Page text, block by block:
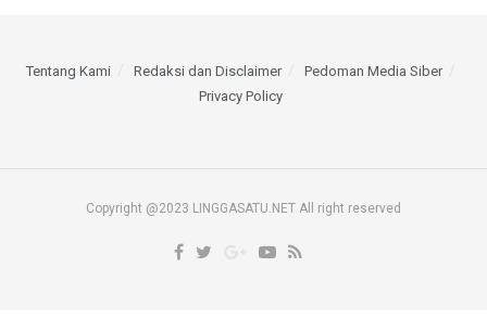
Tentang Kami Redaksi dan Disclaimer
Pedoman Media Siber
Privacy Policy
Copyright @2023 LINGGASATU.NET All right reserved